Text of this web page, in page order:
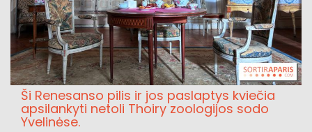
Ši Renesanso pilis ir jos paslaptys kviečia
apsilankyti netoli Thoiry zoologijos sodo
Yvelinėse.